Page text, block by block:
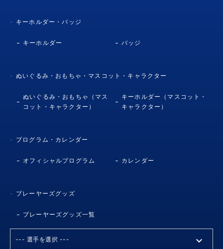
キーホルダー・バッジ
キーホルダー バッジ
ぬいぐるみ・おもちゃ・マスコット・キャラクター
ぬいぐるみ・おもちゃ（マス
コット・キャラクター）
キーホルダー（マスコット・
キャラクター）
プログラム・カレンダー
オフィシャルプログラム カレンダー
プレーヤーズグッズ
プレーヤーズグッズ一覧